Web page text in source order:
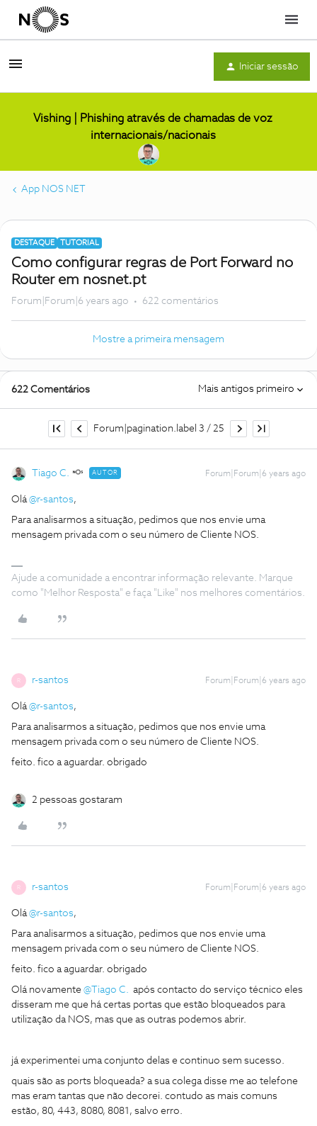
Menu
Iniciar sessão
Vishing | Phishing através de chamadas de voz
internacionais/nacionais
App NOS NET
DESTAQUE TUTORIAL
Como configurar regras de Port Forward no
Router em nosnet.pt
Forum|Forum|6 years ago 622 comentários
Mostre a primeira mensagem
622 Comentários Mais antigos primeiro
Forum|pagination.label 3 / 25
Tiago C. AUTOR Forum|Forum|6 years ago
Olá@r-santos,
Para analisarmos a situação, pedimos que nos envie uma
mensagem privada com o seu número de Cliente NOS.
Ajude a comunidade a encontrar informação relevante. Marque
como "Melhor Resposta" e faça "Like" nos melhores comentários.
R r-santos Forum|Forum|6 years ago
Olá@r-santos,
Para analisarmos a situação, pedimos que nos envie uma
mensagem privada com o seu número de Cliente NOS.
feito. fico a aguardar. obrigado
2 pessoas gostaram
R r-santos Forum|Forum|6 years ago
Olá@r-santos,
Para analisarmos a situação, pedimos que nos envie uma
mensagem privada com o seu número de Cliente NOS.
feito. fico a aguardar. obrigado
Olá novamente @Tiago C. após contacto do serviço técnico eles
disseram me que há certas portas que estão bloqueados para
utilização da NOS, mas que as outras podemos abrir.
já experimentei uma conjunto delas e continuo sem sucesso.
quais são as ports bloqueada? a sua colega disse me ao telefone
mas eram tantas que não decorei. contudo as mais comuns
estão, 80, 443, 8080, 8081, salvo erro.